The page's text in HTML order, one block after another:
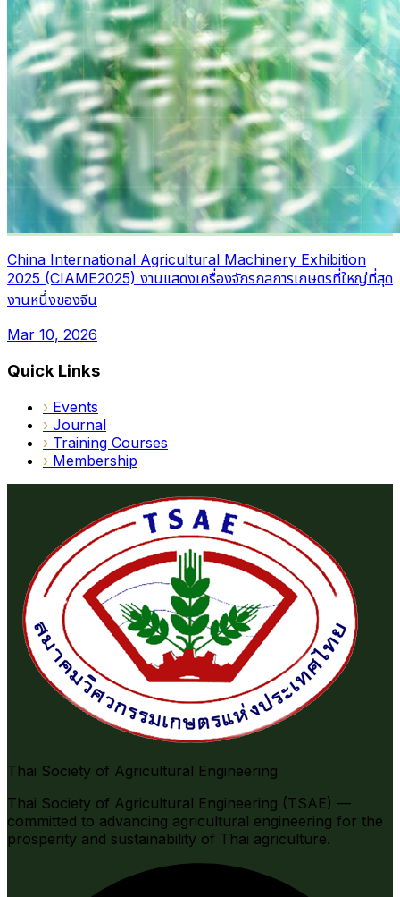
China International Agricultural Machinery Exhibition
2025 (CIAME2025) งานแสดงเครื่องจักรกลการเกษตรที่ใหญ่ที่สุด
งานหนึ่งของจีน
Mar 10, 2026
Quick Links
› Events
› Journal
› Training Courses
› Membership
Thai Society of Agricultural Engineering
Thai Society of Agricultural Engineering (TSAE) —
committed to advancing agricultural engineering for the
prosperity and sustainability of Thai agriculture.